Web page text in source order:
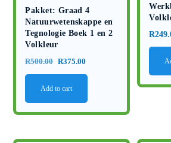
Pakket: Graad 4
Natuurwetenskappe en
Tegnologie Boek 1 en 2
Volkleur
R500.00 Original
price
was:
R375.00
price
Add to cart
R